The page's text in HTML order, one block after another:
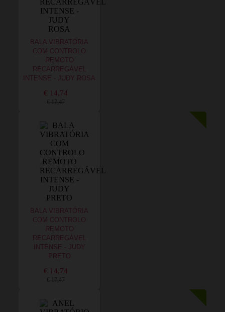
BALA VIBRATÓRIA
COM CONTROLO
REMOTO
RECARREGÁVEL
INTENSE - JUDY ROSA
€ 14,74
€ 17,47
BALA VIBRATÓRIA
COM CONTROLO
REMOTO
RECARREGÁVEL
INTENSE - JUDY
PRETO
€ 14,74
€ 17,47